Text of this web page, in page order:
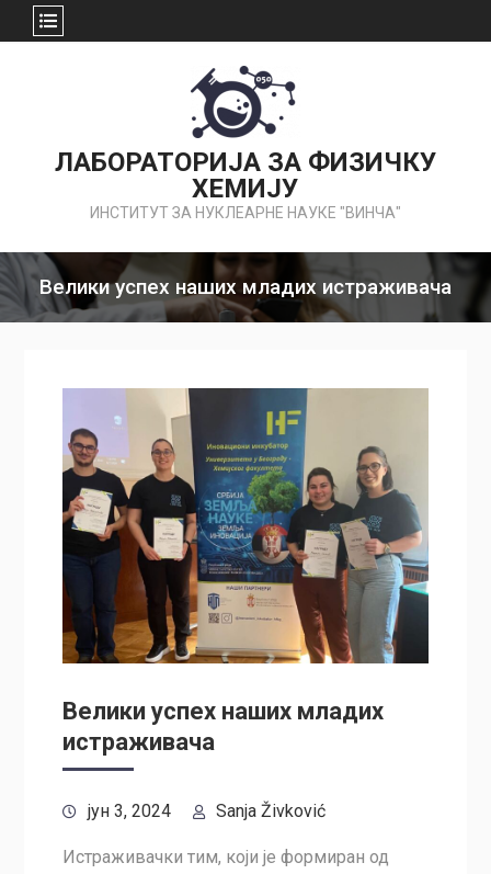
ЛАБОРАТОРИЈА ЗА ФИЗИЧКУ
ХЕМИЈУ
ИНСТИТУТ ЗА НУКЛЕАРНЕ НАУКЕ "ВИНЧА"
Велики успех наших младих истраживача
Велики успех наших младих
истраживача
јун 3, 2024 Sanja Živković
Истраживачки тим, који је формиран од